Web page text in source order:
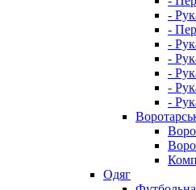
-
-
-
-
-
-
-
Одяг